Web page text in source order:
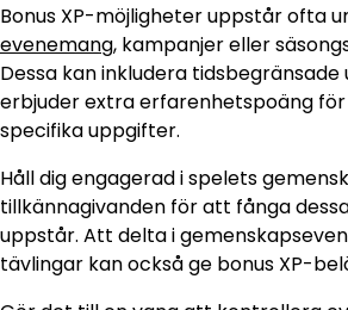
Bonus XP-möjligheter uppstår ofta
evenemang, kampanjer eller
Dessa kan inkludera
erbjuder extra erfarenhetspoäng
specifika uppgifter.
Håll dig engagerad i spelets
tillkännagivanden för att fånga
uppstår. Att delta i
tävlingar kan också ge bonus XP-